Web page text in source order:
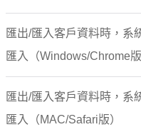
匯出/匯入客戶資料時，系
匯入（Windows/Chrome版
匯出/匯入客戶資料時，系
匯入（MAC/Safari版）